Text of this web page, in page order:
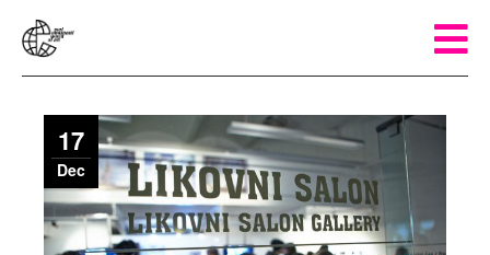
17
Dec